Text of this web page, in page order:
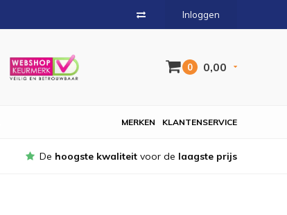
Inloggen
0 0,00
KLANTENSERVICE
MERKEN
De hoogste kwaliteit voor de laagste prijs